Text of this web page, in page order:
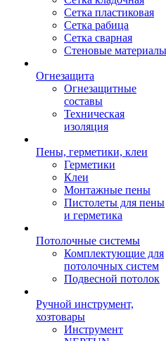
Сетка пластиковая
Сетка рабица
Сетка сварная
Стеновые материалы
Огнезащита
Огнезащитные
составы
Техническая
изоляция
Пены, герметики, клеи
Герметики
Клеи
Монтажные пены
Пистолеты для пены
и герметика
Потолочные системы
Комплектующие для
потолочных систем
Подвесной потолок
Ручной инструмент,
хозтовары
Инструмент